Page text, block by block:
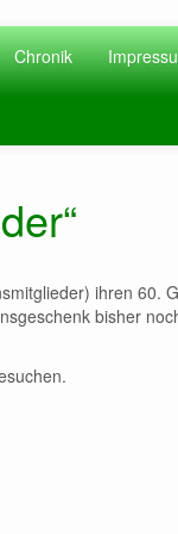
Chronik
ihren 60.
bisher